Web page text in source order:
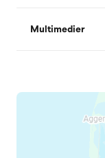
Multimedier